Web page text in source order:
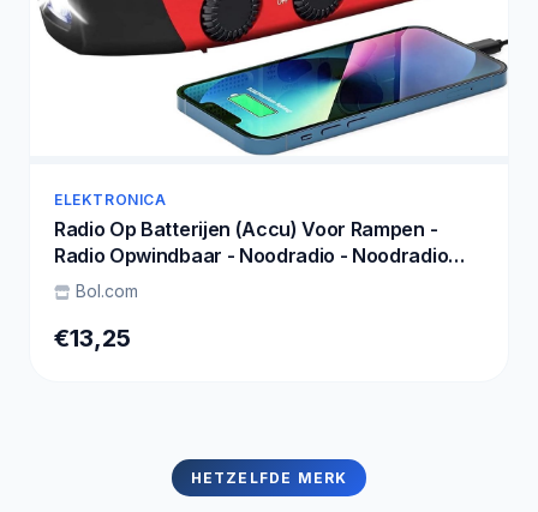
ELEKTRONICA
Radio Op Batterijen (Accu) Voor Rampen -
Radio Opwindbaar - Noodradio - Noodradio
Solar Opwindbaar
Bol.com
€13,25
HETZELFDE MERK